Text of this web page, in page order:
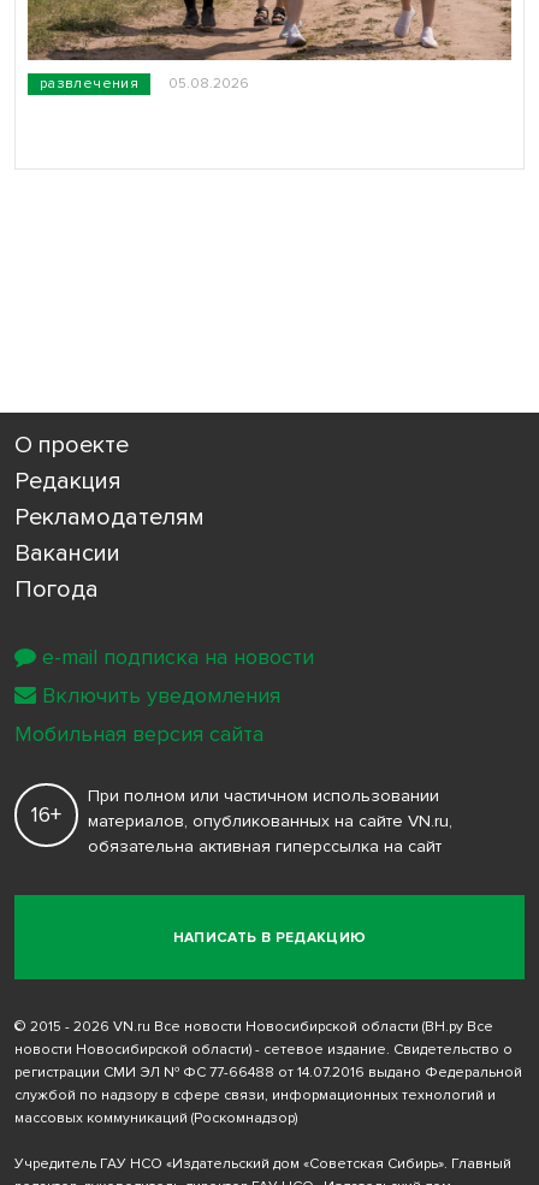
развлечения 05.08.2026
О проекте
Редакция
Рекламодателям
Вакансии
Погода
НАПИСАТЬ В РЕДАКЦИЮ
16+
При полном или частичном использовании
материалов, опубликованных на сайте VN.ru,
обязательна активная гиперссылка на сайт
© 2015 - 2026 VN.ru Все новости Новосибирской области (ВН.ру Все
новости Новосибирской области) - сетевое издание. Свидетельство о
регистрации СМИ ЭЛ № ФС 77-66488 от 14.07.2016 выдано Федеральной
службой по надзору в сфере связи, информационных технологий и
массовых коммуникаций (Роскомнадзор)
Учредитель ГАУ НСО «Издательский дом «Советская Сибирь». Главный
e-mail подписка на новости
Включить уведомления
Мобильная версия сайта